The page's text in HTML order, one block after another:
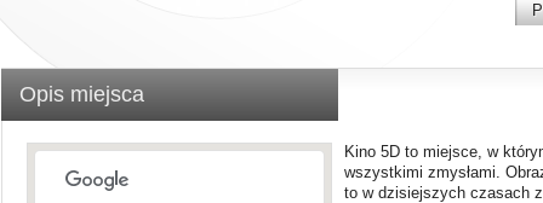
Opis miejsca
Kino 5D to miejsce, w
wszystkimi zmysłami.
to w dzisiejszych czasach